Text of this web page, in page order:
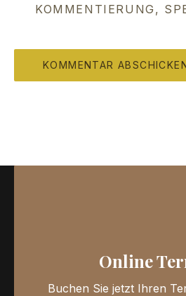
KOMMENTIERUNG,
Online
Buchen Sie jetzt Ihren